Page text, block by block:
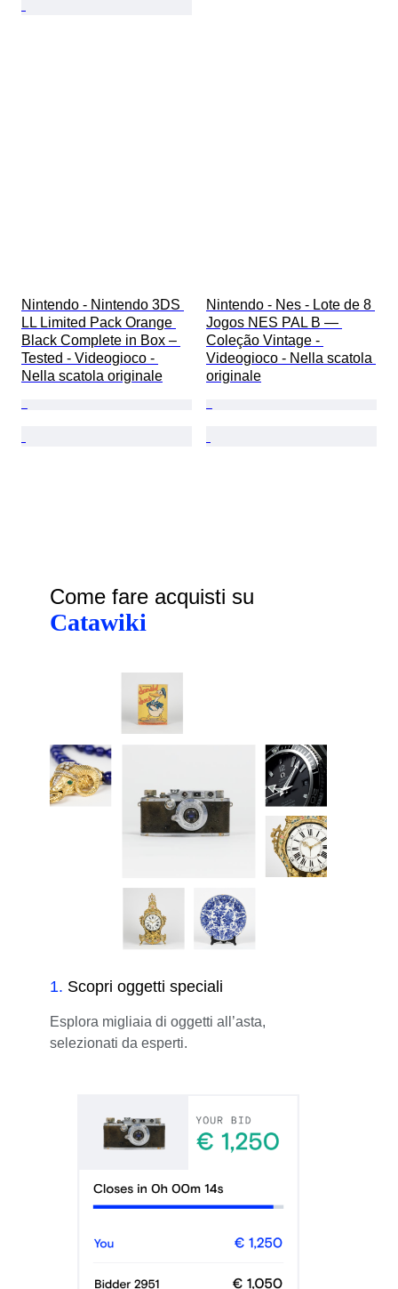
Nintendo - Nintendo 3DS
LL Limited Pack Orange
Black Complete in Box –
Tested - Videogioco -
Nella scatola originale
Nintendo - Nes - Lote de 8
Jogos NES PAL B —
Coleção Vintage -
Videogioco - Nella scatola
originale
Come fare acquisti su
Catawiki
1. Scopri oggetti speciali
Esplora migliaia di oggetti all’asta,
selezionati da esperti.